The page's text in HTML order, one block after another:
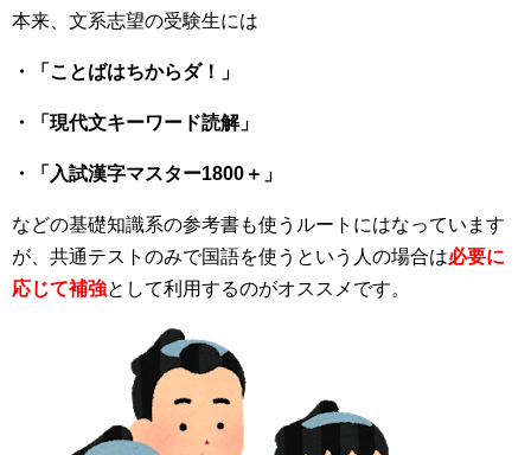
本来、文系志望の受験生には
・「ことばはちからダ！」
・「現代文キーワード読解」
・「入試漢字マスター1800＋」
などの基礎知識系の参考書も使うルートにはなっています
が、共通テストのみで国語を使うという人の場合は必要に
応じて補強として利用するのがオススメです。